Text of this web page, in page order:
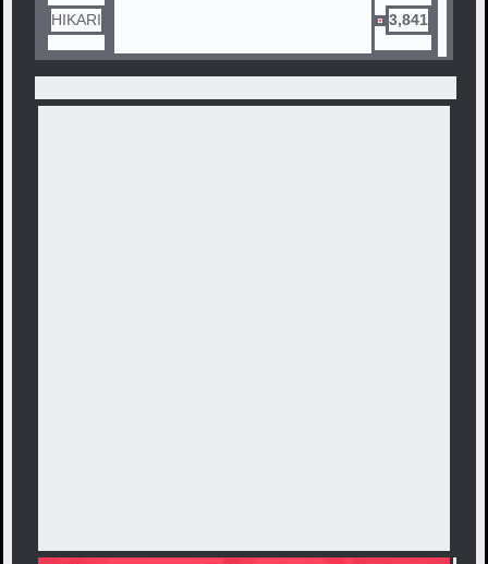
メンバー内恋愛、BLものに抵抗
がないという方は是非お楽しみ
頂けたら嬉しいです。
HIKARI 3,841